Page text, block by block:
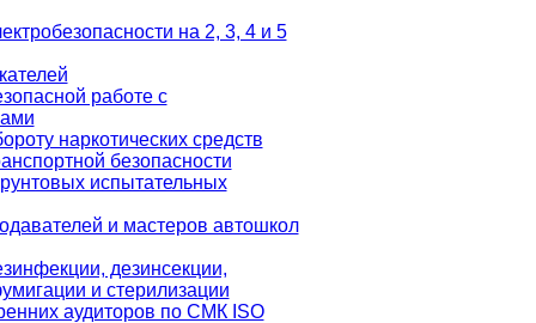
на 2, 3, 4 и 5
работе с
наркотических средств
безопасности
испытательных
и мастеров автошкол
дезинсекции,
и стерилизации
аудиторов по СМК ISO